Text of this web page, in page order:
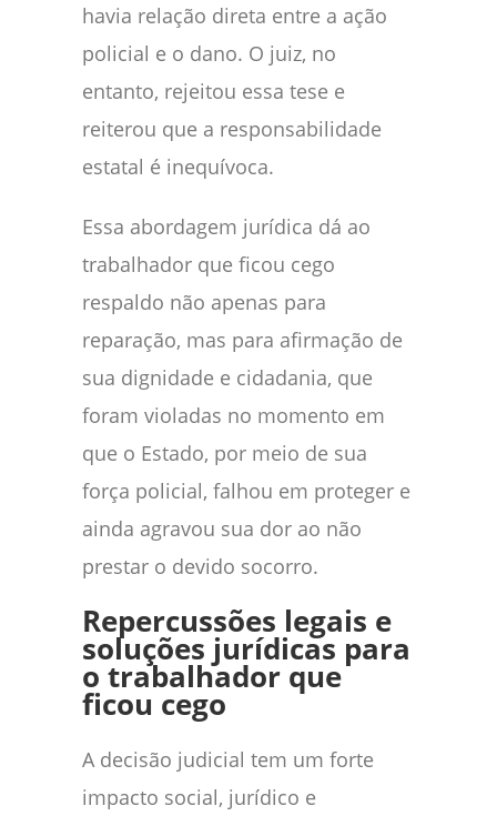
havia relação direta entre a ação
policial e o dano. O juiz, no
entanto, rejeitou essa tese e
reiterou que a responsabilidade
estatal é inequívoca.
Essa abordagem jurídica dá ao
trabalhador que ficou cego
respaldo não apenas para
reparação, mas para afirmação de
sua dignidade e cidadania, que
foram violadas no momento em
que o Estado, por meio de sua
força policial, falhou em proteger e
ainda agravou sua dor ao não
prestar o devido socorro.
Repercussões legais e
soluções jurídicas para
o trabalhador que
ficou cego
A decisão judicial tem um forte
impacto social, jurídico e